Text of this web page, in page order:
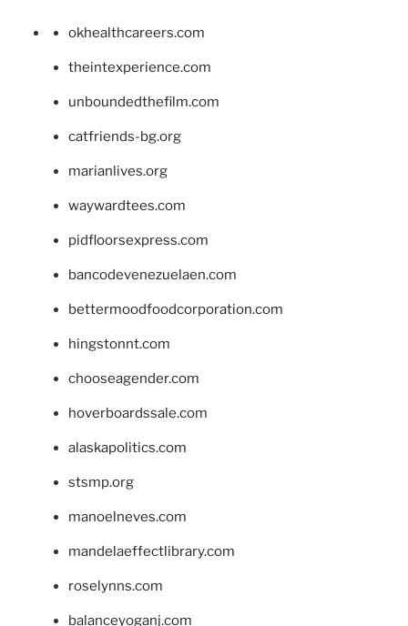
okhealthcareers.com
theintexperience.com
unboundedthefilm.com
catfriends-bg.org
marianlives.org
waywardtees.com
pidfloorsexpress.com
bancodevenezuelaen.com
bettermoodfoodcorporation.com
hingstonnt.com
chooseagender.com
hoverboardssale.com
alaskapolitics.com
stsmp.org
manoelneves.com
mandelaeffectlibrary.com
roselynns.com
balanceyoganj.com